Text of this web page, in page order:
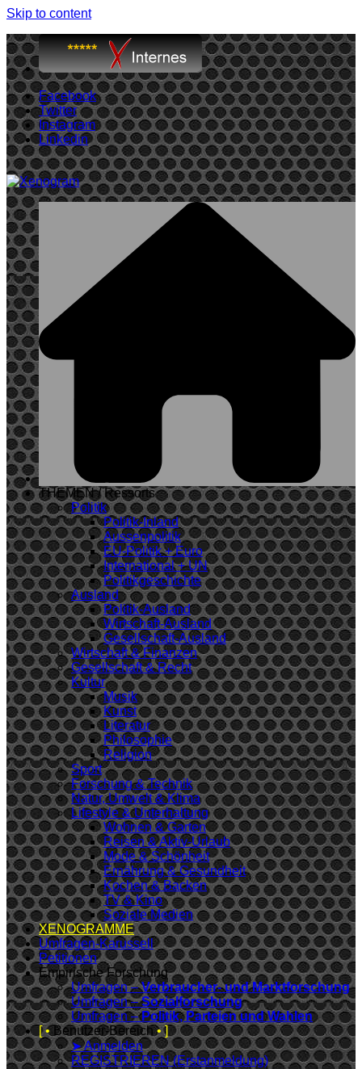
Skip to content
Facebook
Twitter
Instagram
Linkedin
THEMEN / Ressorts
Politik
Politik-Inland
Aussenpolitik
EU-Politik + Euro
International + UN
Politikgeschichte
Ausland
Politik-Ausland
Wirtschaft-Ausland
Gesellschaft-Ausland
Wirtschaft & Finanzen
Gesellschaft & Recht
Kultur
Musik
Kunst
Literatur
Philosophie
Religion
Sport
Forschung & Technik
Natur, Umwelt & Klima
Lifestyle & Unterhaltung
Wohnen & Garten
Reisen & Aktiv-Urlaub
Mode & Schönheit
Ernährung & Gesundheit
Kochen & Backen
TV & Kino
Soziale Medien
XENOGRAMME
Umfragen-Karussell
Petitionen
Empirische Forschung
Umfragen –Verbraucher- und Marktforschung
Umfragen –Sozialforschung
Umfragen –Politik, Parteien und Wahlen
[ •Benutzer-Bereich• ]
➤ Anmelden
REGISTRIEREN (Erstanmeldung)